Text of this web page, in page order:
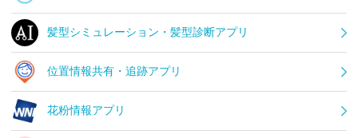
髪型シミュレーション・髪型診断アプリ
位置情報共有・追跡アプリ
花粉情報アプリ